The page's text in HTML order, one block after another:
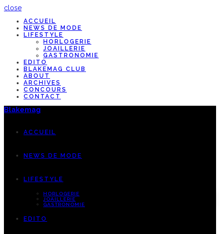
close
ACCUEIL
NEWS DE MODE
LIFESTYLE
HORLOGERIE
JOAILLERIE
GASTRONOMIE
EDITO
BLAKEMAG CLUB
ABOUT
ARCHIVES
CONCOURS
CONTACT
Blakemag
ACCUEIL
NEWS DE MODE
LIFESTYLE
HORLOGERIE
JOAILLERIE
GASTRONOMIE
EDITO